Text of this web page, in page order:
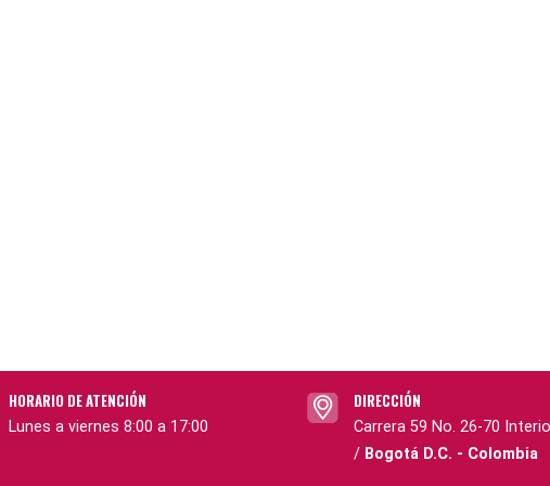
HORARIO DE ATENCIÓN
Lunes a viernes 8:00 a 17:00
DIRECCIÓN
Carrera 59 No. 26-70
/ Bogotá D.C. - Colombia